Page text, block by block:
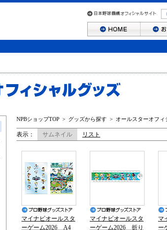
NPBショップTOP > グッズから探す > オールスターオフィ
表示： サムネイル リスト
マイナビオールスタ
ーゲーム2026 A4
マイナビオールスタ
ーゲーム2026 折り
マ
ー